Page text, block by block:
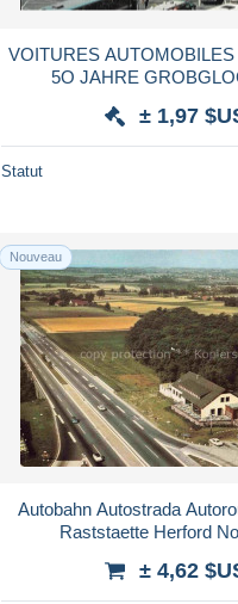
VOITURES
5O JAHRE
JOUR, VOIR LES
± 1,97
Statut
Nouveau
Autobahn Autostrada
Raststaette Herford
± 4,62